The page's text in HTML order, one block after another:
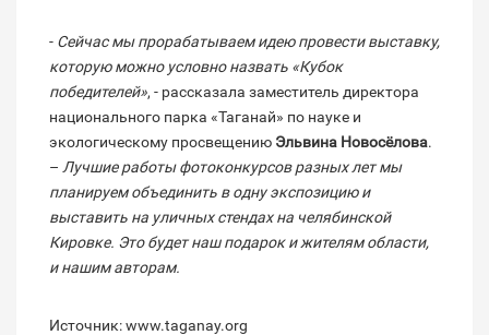
- Сейчас мы прорабатываем идею провести выставку,
которую можно условно назвать «Кубок
победителей», - рассказала заместитель директора
национального парка «Таганай» по науке и
экологическому просвещению Эльвина Новосёлова.
– Лучшие работы фотоконкурсов разных лет мы
планируем объединить в одну экспозицию и
выставить на уличных стендах на челябинской
Кировке. Это будет наш подарок и жителям области,
и нашим авторам.
Источник: www.taganay.org